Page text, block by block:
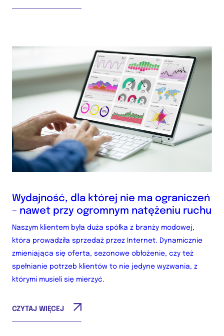
Wydajność, dla której nie ma ograniczeń
– nawet przy ogromnym natężeniu ruchu
Naszym klientem była duża spółka z branży modowej,
która prowadziła sprzedaż przez Internet. Dynamicznie
zmieniająca się oferta, sezonowe obłożenie, czy też
spełnianie potrzeb klientów to nie jedyne wyzwania, z
którymi musieli się mierzyć.
CZYTAJ WIĘCEJ